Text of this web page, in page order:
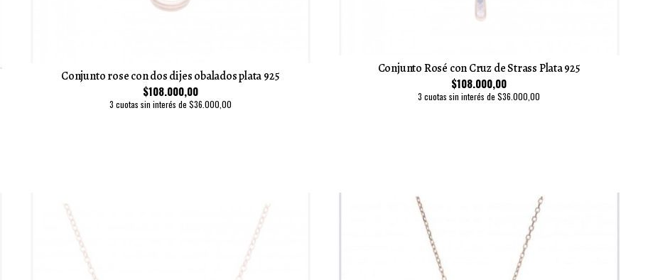
Conjunto rose con dos dijes obalados plata 925
$108.000,00
3 cuotas sin interés de $36.000,00
Conjunto Rosé con Cruz de Strass Plata 925
$108.000,00
3 cuotas sin interés de $36.000,00